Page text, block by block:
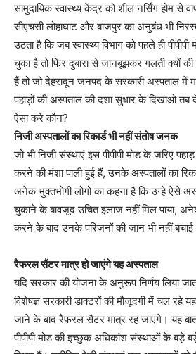
सामुदायिक स्वास्थ्य केंद्र को शील नर्सिंग होम से
सीएचसी लोहाघाट और बाजपुर का अनुबंध भी
उठता है कि जब स्वास्थ्य विभाग को पहले ही
चुका है तो फिर दुबारा से जानबूझकर गलती क्यों
हैं तो जो देहरादून जनपद के सरकारी अस्पताल में
पहाड़ों की अस्पताल की दशा सुधार के दिखाओ तब
ऐसा करे कौन?
निजी अस्पतालों का रिकार्ड भी नहीं संतोष जनक
जो भी निजी संस्थाएं इस पीपीपी मोड के जरिए
करने की मंशा पाली हुई हैं, उनके अस्पतालों का
अनेक भुक्तभोगी लोगों का कहना है कि उन्हे ऐसे
चुकाने के बावजूद उचित इलाज नहीं मिल पाया,
करने के बाद उनके परिजनों की जान भी नहीं
रैफरल सैंटर मात्र हो जाएंगे यह अस्पताल
यदि सरकार की योजना के अनुरूप निर्णय लिया
विशेषज्ञ सरकारी डाक्टरों की मौजूदगी में चल रहे
जाने के बाद रैफरल सैंटर मात्र रह जाएंगे। यह
पीपीपी मोड की इच्छुक अधिकांश संस्थाओं के बड़े